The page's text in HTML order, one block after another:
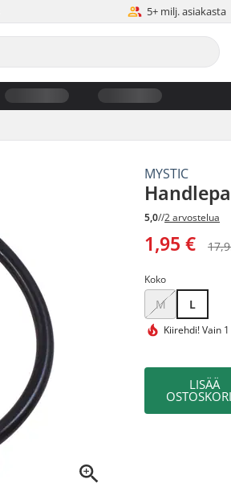
5+ milj. asiakasta
MYSTIC
5,0//2 arvostelua
1,95 €
Koko
M L
Kiirehdi!Vain
LISÄÄ